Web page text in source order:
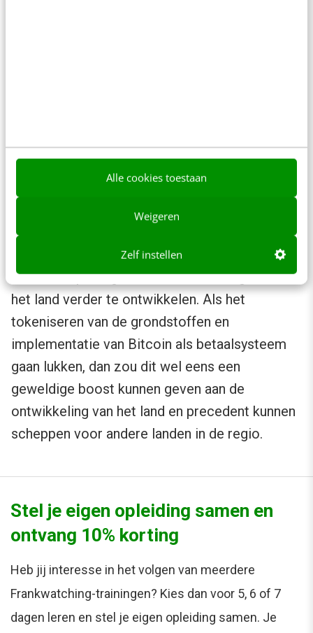
Alle cookies toestaan
Weigeren
Zelf instellen
Bitcoin-stad en crypto-eiland tot het
crowdfunden van infrastructuurprojecten,
stemmen via blockchain en zelfs een eigen
nationale cryptovaluta, deSango coin
het heel bijzonder om te zien hoe een land wat
op alle wereldranglijsten onderaan bungelt, zo
vol inzet op het gebruik van technologie, om
het land verder te ontwikkelen. Als het
tokeniseren van de grondstoffen en
implementatie van Bitcoin als betaalsysteem
gaan lukken, dan zou dit wel eens een
geweldige boost kunnen geven aan de
ontwikkeling van het land en precedent kunnen
scheppen voor andere landen in de regio.
Stel je eigen opleiding samen en
ontvang 10% korting
Heb jij interesse in het volgen van meerdere
Frankwatching-trainingen? Kies dan voor 5, 6 of 7
dagen leren en stel je eigen opleiding samen. Je